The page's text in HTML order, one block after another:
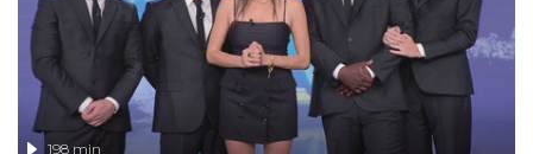
198 min